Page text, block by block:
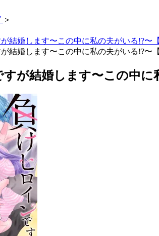
＞
結婚します〜この中に私の夫がいる!?〜
結婚します〜この中に私の夫がいる!?〜
が結婚します〜この中に